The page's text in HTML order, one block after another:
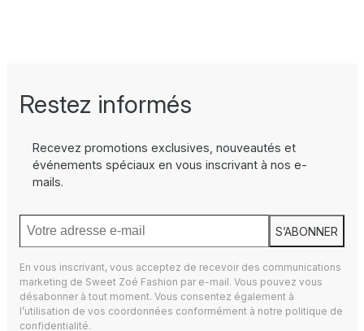
Restez informés
Recevez promotions exclusives, nouveautés et
événements spéciaux en vous inscrivant à nos e-
mails.
S’ABONNER
En vous inscrivant, vous acceptez de recevoir des communications
marketing de Sweet Zoé Fashion par e-mail. Vous pouvez vous
désabonner à tout moment. Vous consentez également à
l’utilisation de vos coordonnées conformément à notre politique de
confidentialité.